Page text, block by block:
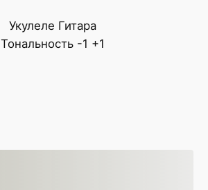
Укулеле Гитара
Тональность -1 +1